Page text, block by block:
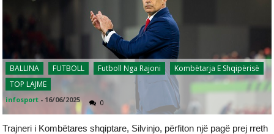
BALLINA FUTBOLL Futboll Nga Rajoni
Kombëtarja E Shqipërisë
TOP LAJME
infosport - 16/06/2025 0
Trajneri i Kombëtares shqiptare, Silvinjo, përfiton një pagë prej rreth